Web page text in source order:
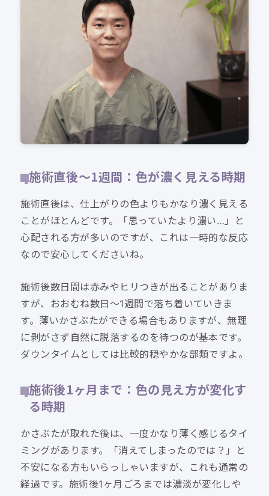
施術直後〜1週間：色が濃く見える時期
施術直後は、仕上がりの色よりもかなり濃く見える
ことがほとんどです。「思っていたより濃い…」と
心配される方が多いのですが、これは一時的な反応
なので安心してくださいね。
施術後数日間は赤みやヒリつきが出ることがありま
すが、おおむね数日〜1週間で落ち着いていきま
す。薄いかさぶたができる場合もありますが、無理
に剥がさず自然に脱落するのを待つのが基本です。
ダウンタイムとしては比較的穏やかな部類ですよ。
施術後1ヶ月まで：色の見え方が変化す
る時期
かさぶたが取れた後は、一度かなり薄く感じるタイ
ミングがあります。「消えてしまったのでは？」と
不安になる方もいらっしゃいますが、これも通常の
経過です。施術後1ヶ月ごろまでは濃淡が変化しや